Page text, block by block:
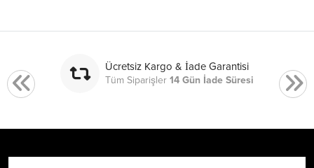
Ücretsiz Kargo & İade Garantisi
Tüm Siparişler14 Gün İade Süresi